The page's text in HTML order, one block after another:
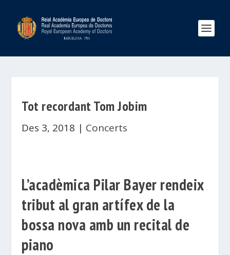
Tot recordant Tom Jobim
Des 3, 2018 | Concerts
L’acadèmica Pilar Bayer rendeix
tribut al gran artífex de la
bossa nova amb un recital de
piano